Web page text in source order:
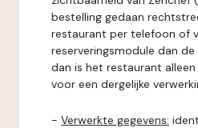
bestelling gedaan
restaurant per telefoon of
reserveringsmodule dan
dan is het restaurant
voor een dergelijke
- Verwerkte gegevens: